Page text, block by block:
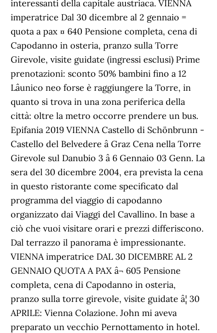
interessanti della capitale austriaca. VIENNA
imperatrice Dal 30 dicembre al 2 gennaio =
quota a pax ¤ 640 Pensione completa, cena di
Capodanno in osteria, pranzo sulla Torre
Girevole, visite guidate (ingressi esclusi) Prime
prenotazioni: sconto 50% bambini fino a 12
Lâunico neo forse è raggiungere la Torre, in
quanto si trova in una zona periferica della
città: oltre la metro occorre prendere un bus.
Epifania 2019 VIENNA Castello di Schönbrunn -
Castello del Belvedere â Graz Cena nella Torre
Girevole sul Danubio 3 â 6 Gennaio 03 Genn. La
sera del 30 dicembre 2004, era prevista la cena
in questo ristorante come specificato dal
programma del viaggio di capodanno
organizzato dai Viaggi del Cavallino. In base a
ciò che vuoi visitare orari e prezzi differiscono.
Dal terrazzo il panorama è impressionante.
VIENNA imperatrice DAL 30 DICEMBRE AL 2
GENNAIO QUOTA A PAX â¬ 605 Pensione
completa, cena di Capodanno in osteria,
pranzo sulla torre girevole, visite guidate â¦ 30
APRILE: Vienna Colazione. John mi aveva
preparato un vecchio Pernottamento in hotel.